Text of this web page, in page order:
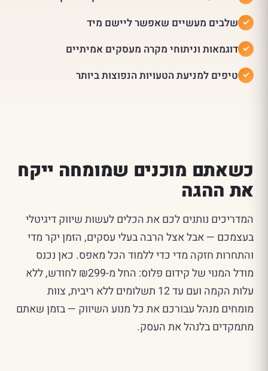
שלבים מעשיים שאפשר ליישם מיד
דוגמאות וניתוחי מקרה מעסקים אמיתיים
טיפים למניעת הטעויות הנפוצות ביותר
כשאתם מוכנים שמומחה ייקח
את ההגה
המדריכים נותנים לכם את הכלים לעשות שיווק דיגיטלי
בעצמכם — אבל אצל הרבה בעלי עסקים, הזמן יקר מדי
והתחרות חזקה מדי כדי ללמוד הכל מאפס. כאן נכנס
מודל המנוי של קידום פלוס: החל מ-₪299 לחודש, ללא
עלות הקמה ועם עד 12 תשלומים ללא ריבית, צוות
מומחים מנהל עבורכם את כל מנוע השיווק — בזמן שאתם
מתמקדים בלנהל את העסק.